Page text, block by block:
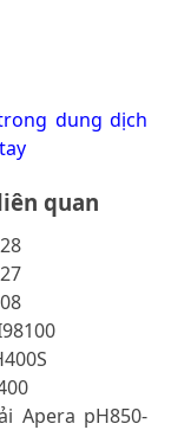
dung dịch
quan
Apera pH850-